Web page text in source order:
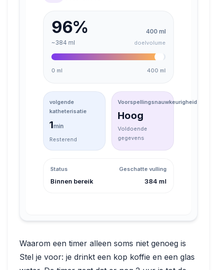
100%
~400 ml
400 ml
doelvolume
0 ml 400 ml
volgende
katheterisatie
0min
Resterend
Voorspellingsnauwkeurigheid
Hoog
Voldoende
gegevens
Status
Tijd om te
Geschatte
vulling
Waarom een timer alleen soms niet genoeg is